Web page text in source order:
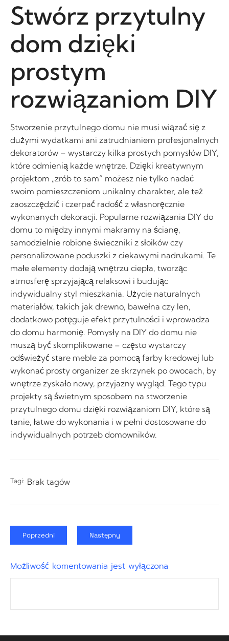
Stwórz przytulny
dom dzięki
prostym
rozwiązaniom DIY
Stworzenie przytulnego domu nie musi wiązać się z
dużymi wydatkami ani zatrudnianiem profesjonalnych
dekoratorów – wystarczy kilka prostych pomysłów DIY,
które odmienią każde wnętrze. Dzięki kreatywnym
projektom „zrób to sam” możesz nie tylko nadać
swoim pomieszczeniom unikalny charakter, ale też
zaoszczędzić i czerpać radość z własnoręcznie
wykonanych dekoracji. Popularne rozwiązania DIY do
domu to między innymi makramy na ścianę,
samodzielnie robione świeczniki z słoików czy
personalizowane poduszki z ciekawymi nadrukami. Te
małe elementy dodają wnętrzu ciepła, tworząc
atmosferę sprzyjającą relaksowi i budując
indywidualny styl mieszkania. Użycie naturalnych
materiałów, takich jak drewno, bawełna czy len,
dodatkowo potęguje efekt przytulności i wprowadza
do domu harmonię. Pomysły na DIY do domu nie
muszą być skomplikowane – często wystarczy
odświeżyć stare meble za pomocą farby kredowej lub
wykonać prosty organizer ze skrzynek po owocach, by
wnętrze zyskało nowy, przyjazny wygląd. Tego typu
projekty są świetnym sposobem na stworzenie
przytulnego domu dzięki rozwiązaniom DIY, które są
tanie, łatwe do wykonania i w pełni dostosowane do
indywidualnych potrzeb domowników.
Tagi: Brak tagów
Poprzedni Następny
Możliwość komentowania jest wyłączona